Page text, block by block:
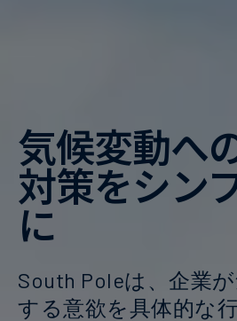
気候変動へ
対策をシン
に
South Poleは、企業
する意欲を具体的な